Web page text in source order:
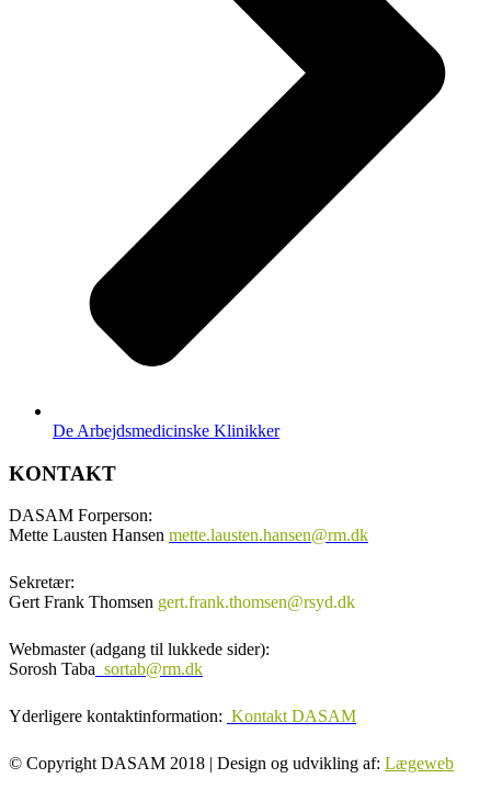
De Arbejdsmedicinske Klinikker
KONTAKT
DASAM Forperson:
Mette Lausten Hansen mette.lausten.hansen@rm.dk
Sekretær:
Gert Frank Thomsen gert.frank.thomsen@rsyd.dk
Webmaster (adgang til lukkede sider):
Sorosh Taba sortab@rm.dk
Yderligere kontaktinformation: Kontakt DASAM
© Copyright DASAM 2018 | Design og udvikling af: Lægeweb